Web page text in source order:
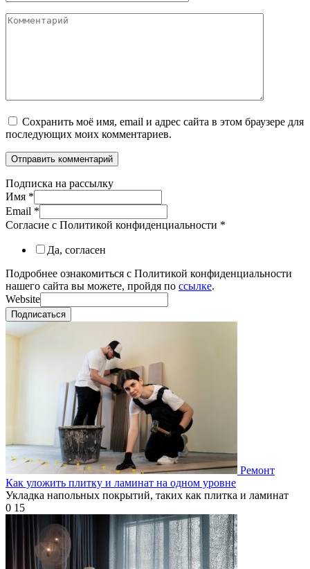
Комментарий
Сохранить моё имя, email и адрес сайта в этом браузере для
последующих моих комментариев.
Подписка на рассылку
Имя *
Email *
Согласие с Политикой конфиденциальности *
Да, согласен
Подробнее ознакомиться с Политикой конфиденциальности
нашего сайта вы можете, пройдя по ссылке.
Website
Подписаться
Ремонт
Как уложить плитку и ламинат на одном уровне
Укладка напольных покрытий, таких как плитка и ламинат
0 15